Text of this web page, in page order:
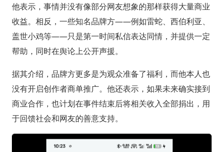
他表示，事情并没有像部分网友想象的那样获得大量商业
收益。相反，一些知名品牌方——例如雷蛇、西伯利亚、
盖世小鸡等——只是第一时间私信表达同情，并提供一定
帮助，同时在舆论上公开声援。
据其介绍，品牌方更多是为观众准备了福利，而他本人也
没有开启创作者商单推广。他还表示，如果未来确实接到
商业合作，也计划在事件结束后将相关收入全部捐出，用
于回馈社会和网友的善意支持。